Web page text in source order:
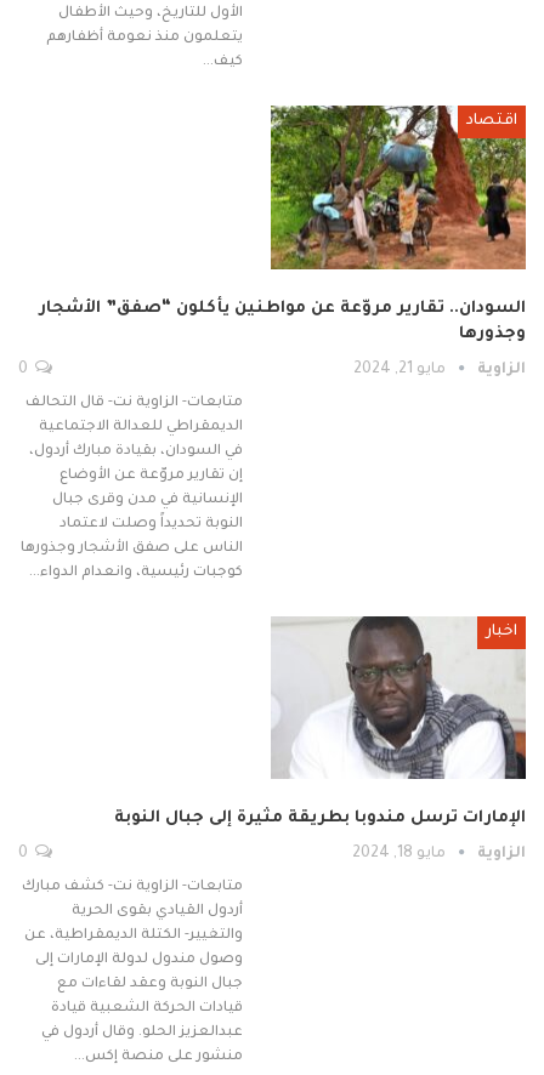
الأول للتاريخ، وحيث الأطفال
يتعلمون منذ نعومة أظفارهم
كيف…
اقتصاد
السودان.. تقارير مروّعة عن مواطنين يأكلون “صفق” الأشجار
وجذورها
الزاوية مايو 21, 2024
متابعات- الزاوية نت- قال التحالف
الديمقراطي للعدالة الاجتماعية
في السودان، بقيادة مبارك أردول،
إن تقارير مروّعة عن الأوضاع
الإنسانية في مدن وقرى جبال
النوبة تحديداً وصلت لاعتماد
الناس على صفق الأشجار وجذورها
كوجبات رئيسية، وانعدام الدواء…
اخبار
الإمارات ترسل مندوبا بطريقة مثيرة إلى جبال النوبة
الزاوية مايو 18, 2024
متابعات- الزاوية نت- كشف مبارك
أردول القيادي بقوى الحرية
والتغيير- الكتلة الديمقراطية، عن
وصول مندول لدولة الإمارات إلى
جبال النوبة وعقد لقاءات مع
قيادات الحركة الشعبية قيادة
عبدالعزيز الحلو. وقال أردول في
منشور على منصة إكس…